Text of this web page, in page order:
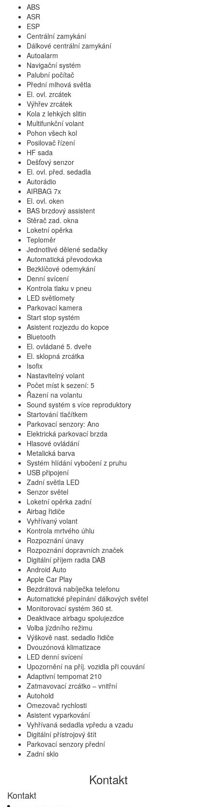
ABS
ASR
ESP
Centrální zamykání
Dálkové centrální zamykání
Autoalarm
Navigační systém
Palubní počítač
Přední mlhová světla
El. ovl. zrcátek
Výhřev zrcátek
Kola z lehkých slitin
Multifunkční volant
Pohon všech kol
Posilovač řízení
HF sada
Dešťový senzor
El. ovl. před. sedadla
Autorádio
AIRBAG 7x
El. ovl. oken
BAS brzdový assistent
Stěrač zad. okna
Loketní opěrka
Teploměr
Jednotlivé dělené sedačky
Automatická převodovka
Bezklíčové odemykání
Denní svícení
Kontrola tlaku v pneu
LED světlomety
Parkovací kamera
Start stop systém
Asistent rozjezdu do kopce
Bluetooth
El. ovládané 5. dveře
El. sklopná zrcátka
Isofix
Nastavitelný volant
Počet míst k sezení: 5
Řazení na volantu
Sound systém s více reproduktory
Startování tlačítkem
Parkovací senzory: Ano
Elektrická parkovací brzda
Hlasové ovládání
Metalická barva
Systém hlídání vybočení z pruhu
USB připojení
Zadní světla LED
Senzor světel
Loketní opěrka zadní
Airbag řidiče
Vyhřívaný volant
Kontrola mrtvého úhlu
Rozpoznání únavy
Rozpoznání dopravních značek
Digitální příjem radia DAB
Android Auto
Apple Car Play
Bezdrátová nabíječka telefonu
Automatické přepínání dálkových světel
Monitorovací systém 360 st.
Deaktivace airbagu spolujezdce
Volba jízdního režimu
Výškově nast. sedadlo řidiče
Dvouzónová klimatizace
LED denní svícení
Upozornění na příj. vozidla při couvání
Adaptivní tempomat 210
Zatmavovací zrcátko – vnitřní
Autohold
Omezovač rychlosti
Asistent vyparkování
Vyhřívaná sedadla vpředu a vzadu
Digitální přístrojový štít
Parkovací senzory přední
Zadní sklo
Kontakt
Kontakt